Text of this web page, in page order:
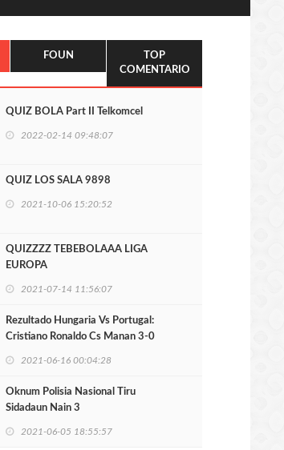
FOUN
TOP
COMENTARIO
QUIZ BOLA Part II Telkomcel
2022-02-14 09:48:07
QUIZ LOS SALA 9898
2021-10-06 15:20:52
QUIZZZZ TEBEBOLAAA LIGA
EUROPA
2021-07-14 11:56:07
Rezultado Hungaria Vs Portugal:
Cristiano Ronaldo Cs Manan 3-0
2021-06-16 00:04:28
Oknum Polisia Nasional Tiru
Sidadaun Nain 3
2021-06-05 18:55:57